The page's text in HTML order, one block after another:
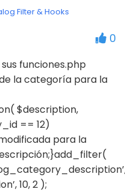
Filter & Hooks
0
funciones.php
la categoría para la
$description,
== 12)
para la
10, 2 );